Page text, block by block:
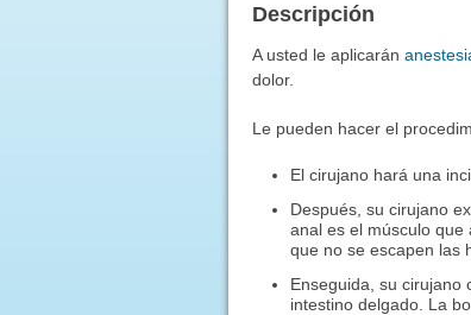
Descripción
A usted le aplicarán
dolor.
Le pueden hacer el
El cirujano hará una
Después, su cirujano
anal es el músculo
que no se escapen las
Enseguida, su cirujano
intestino delgado. La